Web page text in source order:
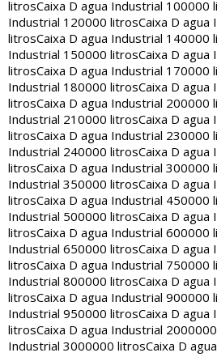
litrosCaixa D agua Industrial 100000
Industrial 120000 litrosCaixa D
litrosCaixa D agua Industrial 140000
Industrial 150000 litrosCaixa D
litrosCaixa D agua Industrial 170000
Industrial 180000 litrosCaixa D
litrosCaixa D agua Industrial 200000
Industrial 210000 litrosCaixa D
litrosCaixa D agua Industrial 230000
Industrial 240000 litrosCaixa D
litrosCaixa D agua Industrial 300000
Industrial 350000 litrosCaixa D
litrosCaixa D agua Industrial 450000
Industrial 500000 litrosCaixa D
litrosCaixa D agua Industrial 600000
Industrial 650000 litrosCaixa D
litrosCaixa D agua Industrial 750000
Industrial 800000 litrosCaixa D
litrosCaixa D agua Industrial 900000
Industrial 950000 litrosCaixa D
litrosCaixa D agua Industrial
Industrial 3000000 litrosCaixa D